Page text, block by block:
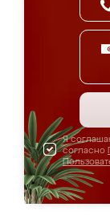
Я
согласно